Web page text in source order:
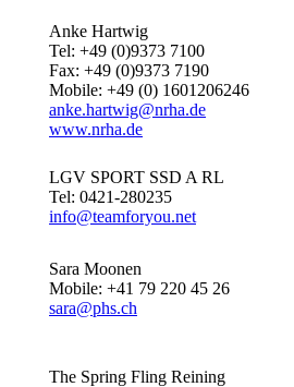
Anke Hartwig
Tel: +49 (0)9373 7100
Fax: +49 (0)9373 7190
Mobile: +49 (0) 1601206246
anke.hartwig@nrha.de
www.nrha.de
LGV SPORT SSD A RL
Tel: 0421-280235
info@teamforyou.net
Sara Moonen
Mobile: +41 79 220 45 26
sara@phs.ch
The Spring Fling Reining